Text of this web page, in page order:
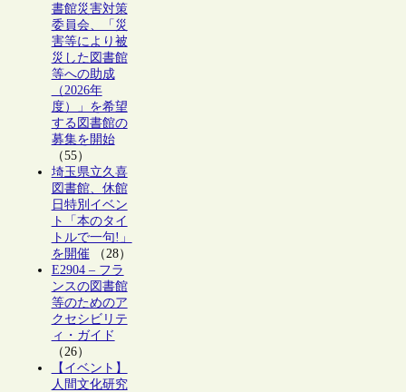
書館災害対策
委員会、「災
害等により被
災した図書館
等への助成
（2026年
度）」を希望
する図書館の
募集を開始
（55）
埼玉県立久喜
図書館、休館
日特別イベン
ト「本のタイ
トルで一句!」
を開催（28）
E2904 – フラ
ンスの図書館
等のためのア
クセシビリテ
ィ・ガイド
（26）
【イベント】
人間文化研究